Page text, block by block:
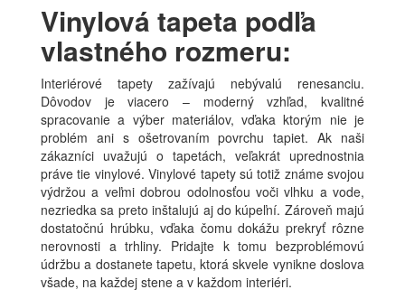
Vinylová tapeta podľa
vlastného rozmeru:
Interiérové tapety zažívajú nebývalú renesanciu.
Dôvodov je viacero – moderný vzhľad, kvalitné
spracovanie a výber materiálov, vďaka ktorým nie je
problém ani s ošetrovaním povrchu tapiet. Ak naši
zákazníci uvažujú o tapetách, veľakrát uprednostnia
práve tie vinylové. Vinylové tapety sú totiž známe svojou
výdržou a veľmi dobrou odolnosťou voči vlhku a vode,
nezriedka sa preto inštalujú aj do kúpeľní. Zároveň majú
dostatočnú hrúbku, vďaka čomu dokážu prekryť rôzne
nerovnosti a trhliny. Pridajte k tomu bezproblémovú
údržbu a dostanete tapetu, ktorá skvele vynikne doslova
všade, na každej stene a v každom interiéri.